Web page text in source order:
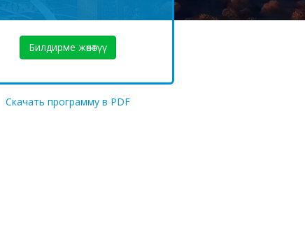
Билдирме жөнөтүү
Скачать программу в PDF